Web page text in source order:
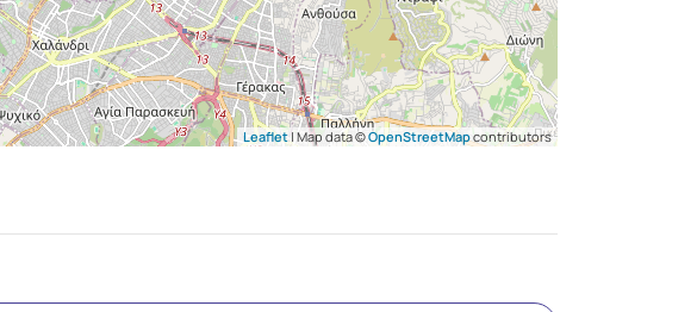
Leaflet | Map data ©OpenStreetMapcontributors